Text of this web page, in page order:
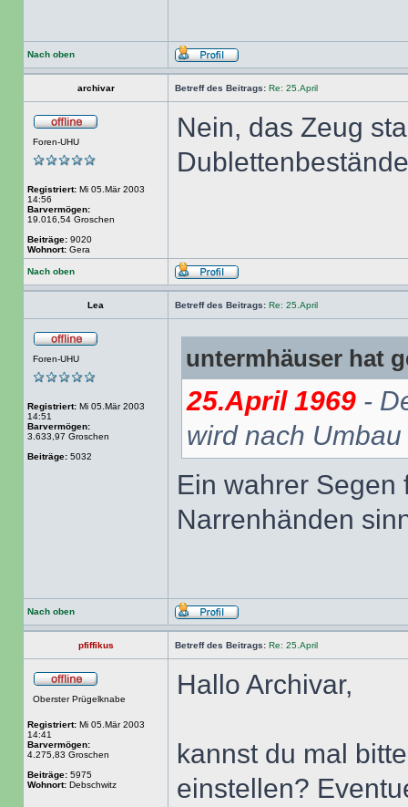
Nach oben
archivar Betreff des Beitrags: Re: 25.April
Foren-UHU
Registriert: Mi 05.Mär 2003
14:56
Barvermögen:
19.016,54 Groschen
Beiträge: 9020
Wohnort: Gera
Nein, das Zeug
Nach oben
Lea Betreff des Beitrags: Re: 25.April
Foren-UHU
Registriert: Mi 05.Mär 2003
14:51
Barvermögen:
3.633,97 Groschen
Beiträge: 5032
untermhäuser hat
25.April 1969 -
wird nach
Ein wahrer Segen
Narrenhänden
Nach oben
pfiffikus Betreff des Beitrags: Re: 25.April
Oberster Prügelknabe
Registriert: Mi 05.Mär 2003
14:41
Barvermögen:
4.275,83 Groschen
Beiträge: 5975
Wohnort: Debschwitz
Hallo Archivar,
kannst du mal
einstellen?